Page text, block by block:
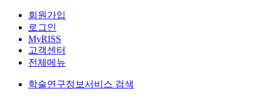
회원가입
로그인
MyRISS
고객센터
전체메뉴
학술연구정보서비스 검색